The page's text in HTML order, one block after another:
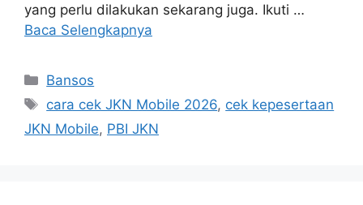
yang perlu dilakukan sekarang juga. Ikuti …
Baca Selengkapnya
Kategori
Bansos
Tag
cara cek JKN Mobile 2026, cek kepesertaan
JKN Mobile, PBI JKN